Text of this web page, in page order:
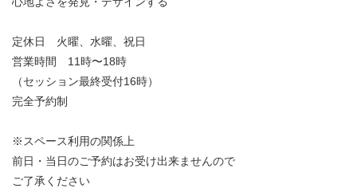
定休日 火曜、水曜、祝日
営業時間 11時〜18時
（セッション最終受付16時）
完全予約制
※スペース利用の関係上
前日・当日のご予約はお受け出来ませんので
ご了承ください